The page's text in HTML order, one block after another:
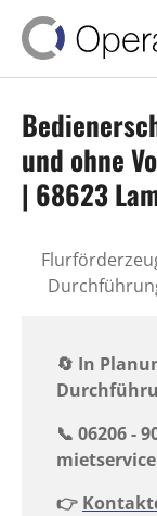
und ohne
| 68623
🔄 In
📞 06206 -
👉